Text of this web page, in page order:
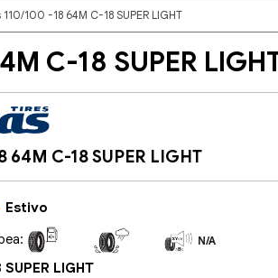
110/100 -18 64M C-18 SUPER LIGHT
C-18 SUPER
64M C-18 SUPER LIGHT
Estivo
N/A
SUPER LIGHT